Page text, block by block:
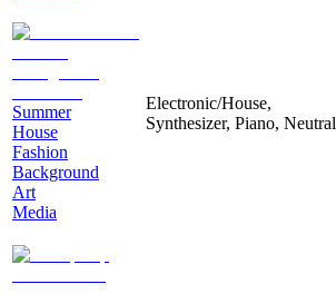
Summer
House
Fashion
Background
Art
Media
Electronic/House,
Synthesizer, Piano, Neutral